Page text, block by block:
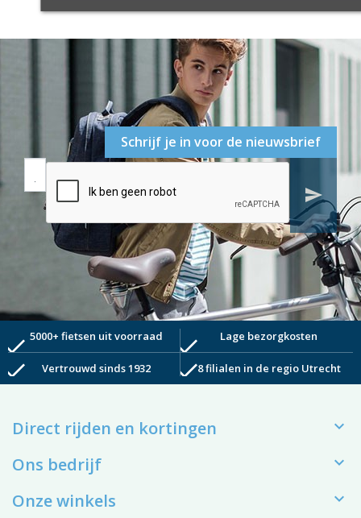
Schrijf je in voor de nieuwsbrief
send
check5000+ fietsen uit voorraad check Lage bezorgkosten
check Vertrouwd sinds 1932 check8 filialen in de regio Utrecht
Direct rijden en kortingen 
Ons bedrijf 
Onze winkels 